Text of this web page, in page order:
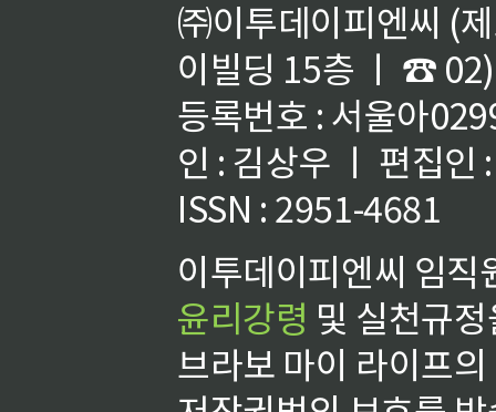
㈜이투데이피엔씨 (
이빌딩 15층 ㅣ ☎
등록번호 : 서울아
인 : 김상우 ㅣ 편집인
ISSN : 2951-4681
이투데이피엔씨 임
윤리강령 및 실천규
브라보 마이 라이프